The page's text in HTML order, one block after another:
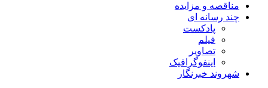
مناقصه و مزایده
چند رسانه ای
پادکست
فیلم
تصاویر
اینفوگرافیک
شهروند خبرنگار